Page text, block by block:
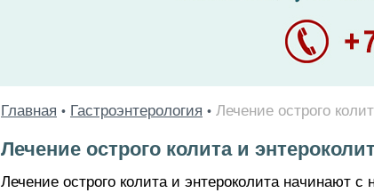
Главная • Гастроэнтерология • Лечение острого
Лечение острого колита и
Лечение острого колита и энтероколита начинают